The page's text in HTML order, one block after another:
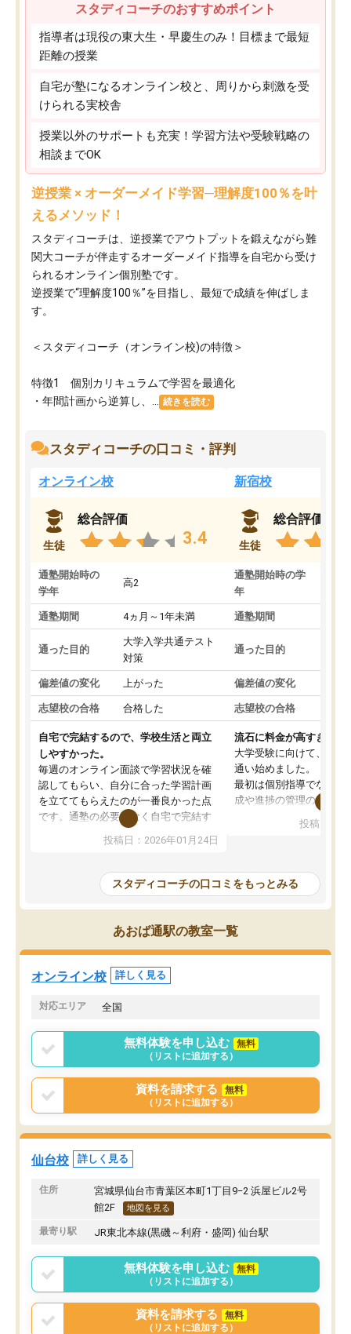
スタディコーチのおすすめポイント
指導者は現役の東大生・早慶生のみ！目標まで最短
距離の授業
自宅が塾になるオンライン校と、周りから刺激を受
けられる実校舎
授業以外のサポートも充実！学習方法や受験戦略の
相談までOK
逆授業 × オーダーメイド学習─理解度100％を叶
えるメソッド！
スタディコーチは、逆授業でアウトプットを鍛えながら難
関大コーチが伴走するオーダーメイド指導を自宅から受け
られるオンライン個別塾です。
逆授業で“理解度100％”を目指し、最短で成績を伸ばしま
す。
＜スタディコーチ（オンライン校)の特徴＞
特徴1 個別カリキュラムで学習を最適化
・年間計画から逆算し、...
続きを読む
スタディコーチの口コミ・評判
オンライン校
生徒
総合評価
3.4
通塾開始時の
学年
高2
通塾期間 4ヵ月～1年未満
通った目的
大学入学共通テスト
対策
偏差値の変化 上がった
志望校の合格 合格した
自宅で完結するので、学校生活と両立
しやすかった。
毎週のオンライン面談で学習状況を確
認してもらい、自分に合った学習計画
を立ててもらえたのが一番良かった点
です。通塾の必要がなく自宅で完結す
たです。コーチが現役大学生で相談し
安も気軽に話せました。勉強習慣が身
についたと感じています。また、チャ
ットで質問できるのも便利でした。一
人では迷いがちだった受験勉強を、最
だと思います。
投稿日：2026年01月24日
新宿校
生徒
総合評価
通塾開始時の学
年
通塾期間
通った目的
偏差値の変化
志望校の合格
流石に料金が高すぎる
大学受験に向けて、高2
通い始めました。
最初は個別指導でなく、
成や進捗の管理のみのコ
じ個別指導コースに変更
性が良くなかったです。
モチベーションが上がら
にやめてしまいました。
追加で料金を払うことで
の方の予定が空いていな
唯一、塾内の設備だけは
で素晴らしかったです。
投稿日：
スタディコーチの口コミをもっとみる
あおば通駅の教室一覧
オンライン校 詳しく見る
対応エリア 全国
無料体験を申し込む
無料
（リストに追加する）
資料を請求する
無料
（リストに追加する）
仙台校 詳しく見る
住所
宮城県仙台市青葉区本町1丁目9−2 浜屋ビル2号
館2F
地図を見る
最寄り駅 JR東北本線(黒磯～利府・盛岡) 仙台駅
無料体験を申し込む
無料
（リストに追加する）
資料を請求する
無料
（リストに追加する）